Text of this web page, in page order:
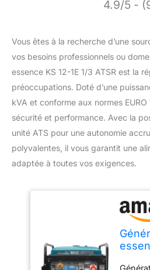
4.9/5 -
Vous êtes à la recherche d’une
vos besoins professionnels ou
essence KS 12-1E 1/3 ATSR est la
préoccupations. Doté d’une
kVA et conforme aux normes
sécurité et performance. Avec la
unité ATS pour une autonomie
polyvalentes, il vous garantit une
adaptée à toutes vos exigences.